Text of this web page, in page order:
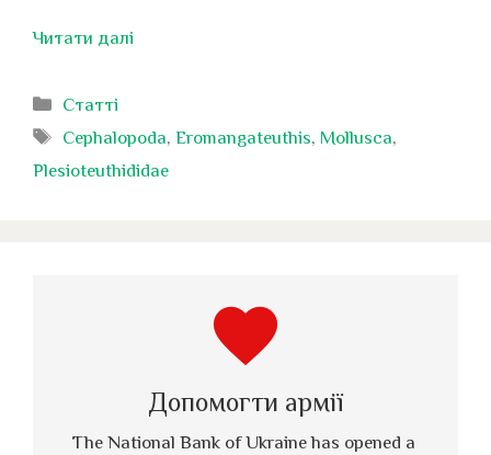
Читати далі
Категорії
Статті
Позначки
Cephalopoda,Eromangateuthis, Mollusca,
Plesioteuthididae
favorite
Допомогти армії
The National Bank of Ukraine has opened a